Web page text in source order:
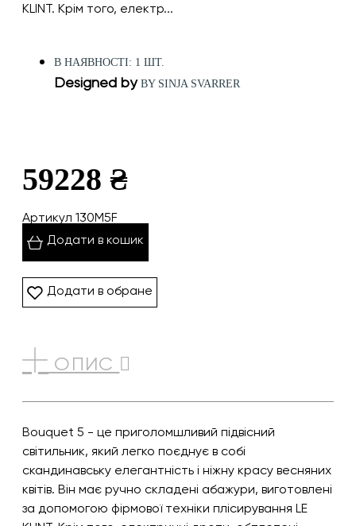
KLINT. Крім того, електр...
В НАЯВНОСТІ: 1 ШТ.
Designed by BY SINJA SVARRER
59228 ₴
Артикул 130M5F
Додати в кошик
Додати в обране
ОПИС
Bouquet 5 - це приголомшливий підвісний
світильник, який легко поєднує в собі
скандинавську елегантність і ніжну красу весняних
квітів. Він має ручно складені абажури, виготовлені
за допомогою фірмової техніки плісирування LE